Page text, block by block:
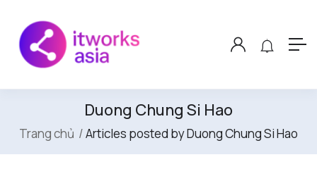
Duong Chung Si Hao
Trang chủ Articles posted by Duong Chung Si Hao